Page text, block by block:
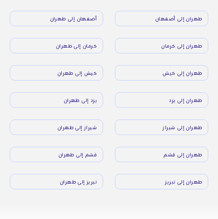
طهران إلى أصفهان أصفهان إلى طهران
طهران إلى كرمان كرمان إلى طهران
طهران إلى كيش كيش إلى طهران
طهران إلى يزد يزد إلى طهران
طهران إلى شيراز شيراز إلى طهران
طهران إلى قشم قشم إلى طهران
طهران إلى تبريز تبريز إلى طهران